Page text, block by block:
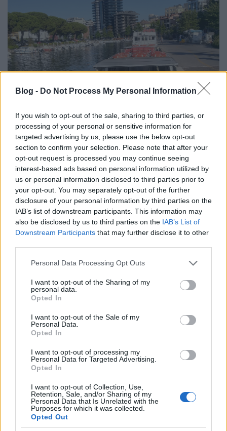
Blog - Do Not Process My Personal Information
If you wish to opt-out of the sale, sharing to third parties, or
processing of your personal or sensitive information for
targeted advertising by us, please use the below opt-out
section to confirm your selection. Please note that after your
opt-out request is processed you may continue seeing
interest-based ads based on personal information utilized by
us or personal information disclosed to third parties prior to
your opt-out. You may separately opt-out of the further
disclosure of your personal information by third parties on the
IAB’s list of downstream participants. This information may
also be disclosed by us to third parties on the IAB’s List of
Downstream Participants that may further disclose it to other
Please note that this website/app uses one or more Google
not limited to your visit or usage behaviour. You may click to
grant or deny consent to Google and its third-party tags to
use your data for below specified purposes in below Google
consent section.
Personal Data Processing Opt Outs
I want to opt-out of the Sharing of my
personal data.
Opted In
I want to opt-out of the Sale of my
Personal Data.
Opted In
I want to opt-out of processing my
Personal Data for Targeted Advertising.
Opted In
I want to opt-out of Collection, Use,
Retention, Sale, and/or Sharing of my
Personal Data that Is Unrelated with the
Purposes for which it was collected.
Opted Out
Hát nagyon nem ez történt. A lakókocsi állandóan
szlalomozott, és megdobta az autót, főleg ha egy
nagy teherautó hajtott el mellettünk. Iszonyatos
stressz volt, több százszor le kellett állni a leálló
sávban, hogy újra tudjunk indulni, és a többi vezető
Ahol nem volt leállósáv, ott imádkoztunk, hogy ne
lengjen be a kocsi. Az országban bárhol megálltunk,
nem volt rendes ennivaló, szinte semmi nem volt
nyitva, és egyik vécén sem volt ülőke (egyébként
Olaszországban sem).
Franciaországban az úton kell az útdíjakat fizetni. Az
utolsó kapunál próbáltam a kártyámmal fizetni (ez
már este 11 volt), de beszívta a kártyát a gép. Azt a
terrort.
Hívtunk segítséget, de persze senki nem beszélt
angolul, így az én minimális franciatudásommal